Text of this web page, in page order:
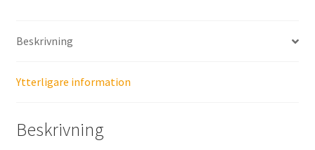
Beskrivning
Ytterligare information
Beskrivning